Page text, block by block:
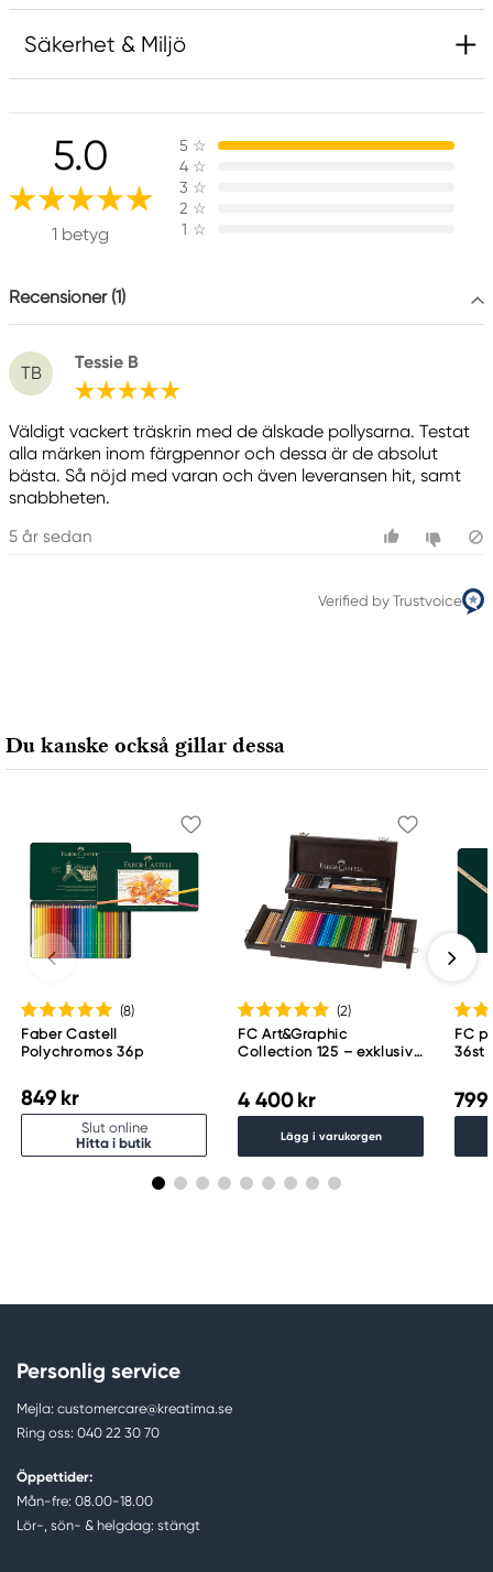
Säkerhet & Miljö
Ansvarig EU
Faber-Castell
Faber-Castell Ag
Nürnberger Straße 2
90546 Stein, Germany
5.0
1 betyg
5 ☆
4 ☆
3 ☆
2 ☆
1 ☆
Recensioner (1)
TB
Tessie B
Väldigt vackert träskrin med de älskade pollysarna. Testat
alla märken inom färgpennor och dessa är de absolut
bästa. Så nöjd med varan och även leveransen hit, samt
snabbheten.
5 år sedan
Verified by Trustvoice
Du kanske också gillar dessa
(8)
Faber Castell
Polychromos 36p
849 kr
Slut online
Hitta i butik
(2)
FC Art&Graphic
Collection 125 – exklusiva
4 400 kr
Lägg i varukorgen
FC
36st
799
Personlig service
Mejla: customercare@kreatima.se
Ring oss: 040 22 30 70
Öppettider:
Mån-fre: 08.00-18.00
Lör-, sön- & helgdag: stängt